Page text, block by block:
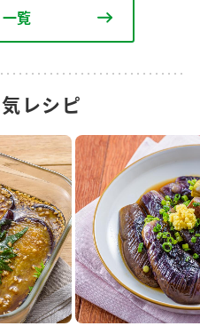
覧
レシピ